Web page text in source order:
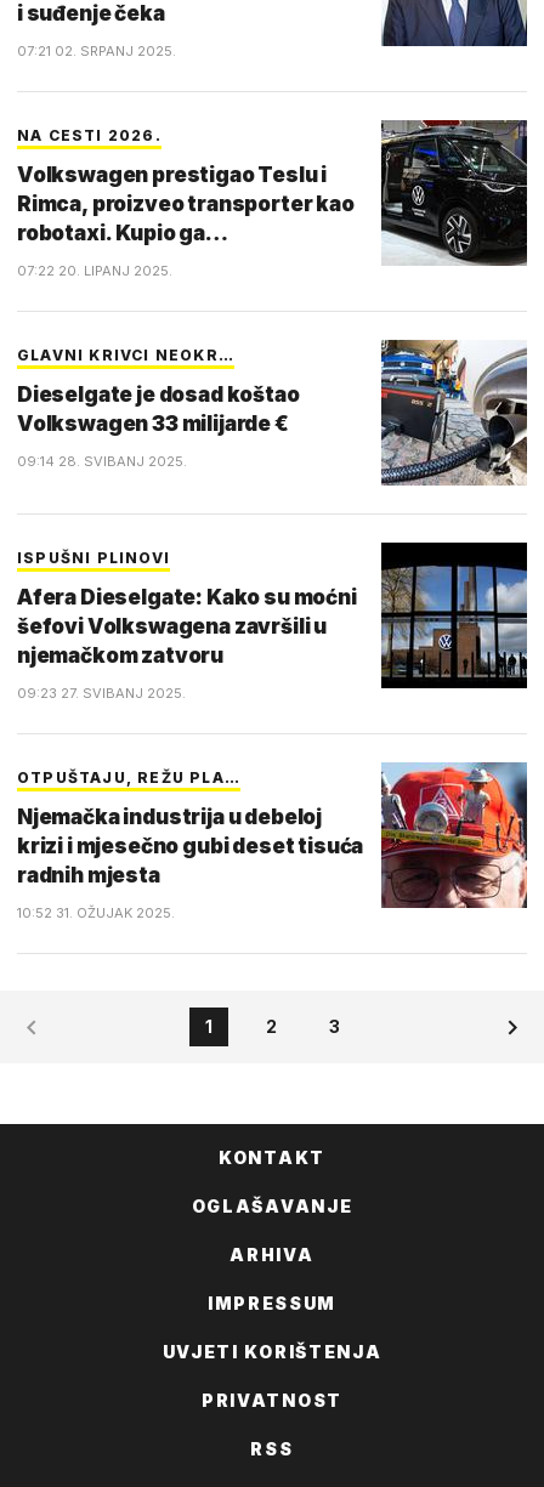
i suđenje čeka
07:21 02. SRPANJ 2025.
NA CESTI 2026.
Volkswagen prestigao Teslu i
Rimca, proizveo transporter kao
robotaxi. Kupio ga…
07:22 20. LIPANJ 2025.
GLAVNI KRIVCI NEOKR…
Dieselgate je dosad koštao
Volkswagen 33 milijarde €
09:14 28. SVIBANJ 2025.
ISPUŠNI PLINOVI
Afera Dieselgate: Kako su moćni
šefovi Volkswagena završili u
njemačkom zatvoru
09:23 27. SVIBANJ 2025.
OTPUŠTAJU, REŽU PLA…
Njemačka industrija u debeloj
krizi i mjesečno gubi deset tisuća
radnih mjesta
10:52 31. OŽUJAK 2025.
1 2 3
KONTAKT
OGLAŠAVANJE
ARHIVA
IMPRESSUM
UVJETI KORIŠTENJA
PRIVATNOST
RSS